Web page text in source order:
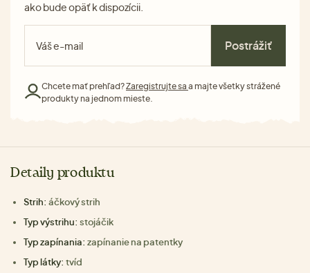
ako bude opäť k dispozícii.
Postrážiť
Chcete mať prehľad?Zaregistrujte sa a majte všetky strážené
produkty na jednom mieste.
Detaily produktu
Strih: áčkový strih
Typ výstrihu: stojáčik
Typ zapínania: zapínanie na patentky
Typ látky: tvíd